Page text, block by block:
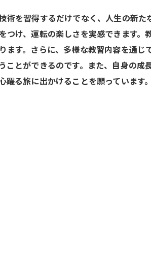
術を習得するだけでなく、人生の新
つけ、運転の楽しさを実感できます
ます。さらに、多様な教習内容を通
ことができるのです。また、自身の
躍る旅に出かけることを願っています。